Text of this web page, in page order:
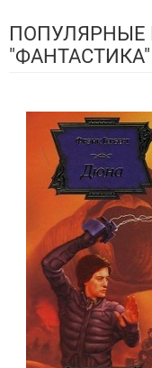
ПОПУЛЯРНЫЕ
"ФАНТАСТИКА"